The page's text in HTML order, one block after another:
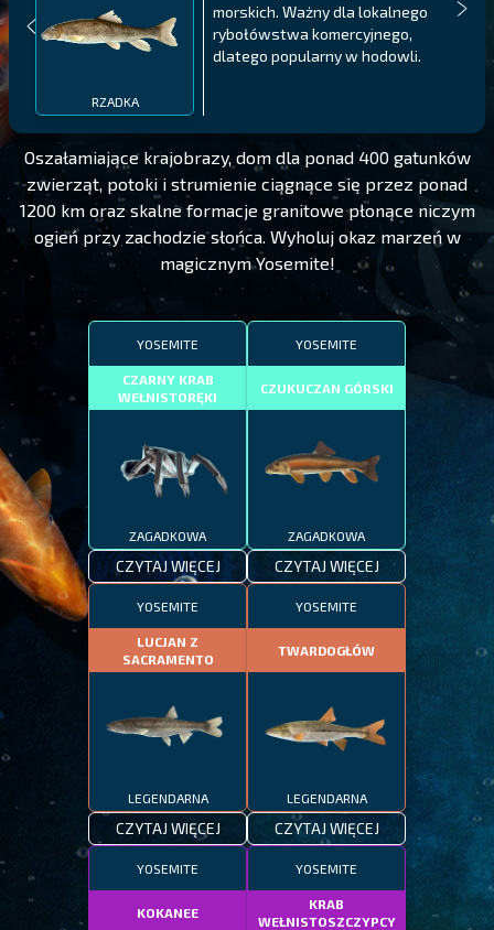
RZADKA
morskich. Ważny dla lokalnego
rybołówstwa komercyjnego,
dlatego popularny w hodowli.
Oszałamiające krajobrazy, dom dla ponad 400 gatunków
zwierząt, potoki i strumienie ciągnące się przez ponad
1200 km oraz skalne formacje granitowe płonące niczym
ogień przy zachodzie słońca. Wyholuj okaz marzeń w
magicznym Yosemite!
YOSEMITE
CZARNY KRAB
WEŁNISTORĘKI
ZAGADKOWA
CZYTAJ WIĘCEJ
YOSEMITE
CZUKUCZAN GÓRSKI
ZAGADKOWA
CZYTAJ WIĘCEJ
YOSEMITE
LUCJAN Z
SACRAMENTO
LEGENDARNA
CZYTAJ WIĘCEJ
YOSEMITE
TWARDOGŁÓW
LEGENDARNA
CZYTAJ WIĘCEJ
YOSEMITE
KOKANEE
YOSEMITE
KRAB
WEŁNISTOSZCZYPCY